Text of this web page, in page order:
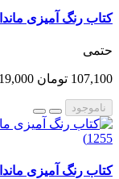
کتاب رنگ آمیزی
حتمی
107,100 تومان 119,000
ناموجود
کتاب رنگ آمیزی